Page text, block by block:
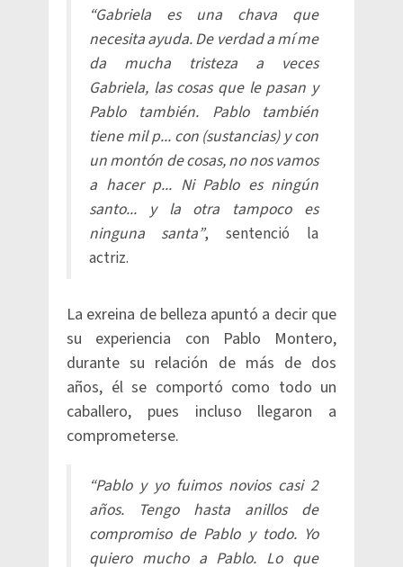
“Gabriela es una chava que
necesita ayuda. De verdad a mí me
da mucha tristeza a veces
Gabriela, las cosas que le pasan y
Pablo también. Pablo también
tiene mil p... con (sustancias) y con
un montón de cosas, no nos vamos
a hacer p... Ni Pablo es ningún
santo... y la otra tampoco es
ninguna santa”, sentenció la
actriz.
La exreina de belleza apuntó a decir que
su experiencia con Pablo Montero,
durante su relación de más de dos
años, él se comportó como todo un
caballero, pues incluso llegaron a
comprometerse.
“Pablo y yo fuimos novios casi 2
años. Tengo hasta anillos de
compromiso de Pablo y todo. Yo
quiero mucho a Pablo. Lo que